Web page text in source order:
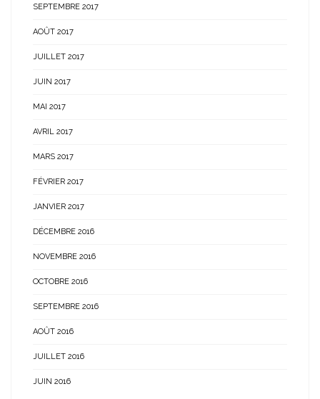
SEPTEMBRE 2017
AOÛT 2017
JUILLET 2017
JUIN 2017
MAI 2017
AVRIL 2017
MARS 2017
FÉVRIER 2017
JANVIER 2017
DÉCEMBRE 2016
NOVEMBRE 2016
OCTOBRE 2016
SEPTEMBRE 2016
AOÛT 2016
JUILLET 2016
JUIN 2016